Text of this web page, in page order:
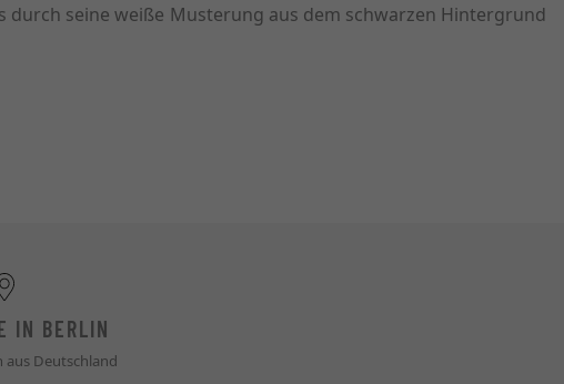
durch seine weiße Musterung aus dem schwarzen Hintergrund
IN BERLIN
aus Deutschland